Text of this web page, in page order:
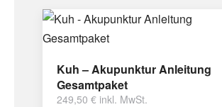
Kuh – Akupunktur Anleitung
Gesamtpaket
249,50 € inkl. MwSt.